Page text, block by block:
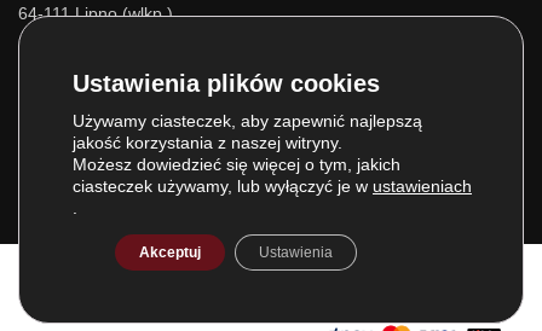
64-111 Lipno (wlkp.)
693 800 022
E-mail:info@centrumuszczelek.pl
Używamy ciasteczek, aby zapewnić najlepszą
jakość korzystania z naszej witryny.
Możesz dowiedzieć się więcej o tym, jakich
ciasteczek używamy, lub wyłączyć je w ustawieniach
Akceptuj Ustawienia